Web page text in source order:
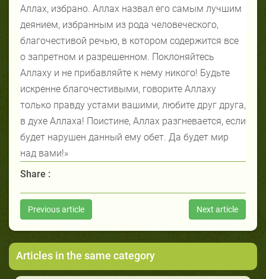
Аллах, избрано. Аллах назвал его самым лучшим
деянием, избранным из рода человеческого,
благочестивой речью, в котором содержится все
о запретном и разрешенном. Поклоняйтесь
Аллаху и не прибавляйте к нему никого! Будьте
искренне благочестивыми, говорите Аллаху
только правду устами вашими, любите друг друга,
в духе Аллаха! Поистине, Аллах разгневается, если
будет нарушен данный ему обет. Да будет мир
над вами!»
Share :
Previous article Next article
Articles in the same category